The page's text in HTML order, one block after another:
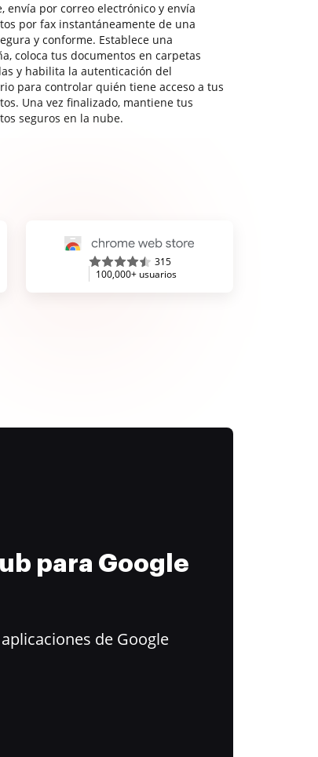
envía por correo electrónico y envía
por fax instantáneamente de una
y conforme. Establece una
coloca tus documentos en carpetas
y habilita la autenticación del
para controlar quién tiene acceso a tus
Una vez finalizado, mantiene tus
seguros en la nube.
315
100,000+ usuarios
para Google
de Google